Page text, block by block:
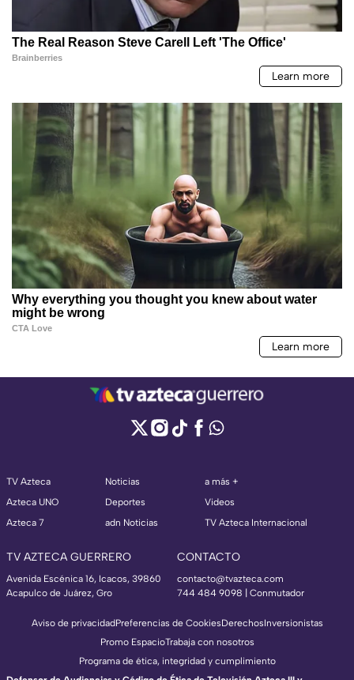
TV Azteca
Azteca UNO
Azteca 7
Noticias
Deportes
adn Noticias
a más +
Videos
TV Azteca Internacional
TV AZTECA GUERRERO
Avenida Escénica 16, Icacos, 39860
Acapulco de Juárez, Gro
CONTACTO
contacto@tvazteca.com
744 484 9098 | Conmutador
Aviso de privacidadPreferencias de CookiesDerechosInversionistas
Promo EspacioTrabaja con nosotros
Programa de ética, integridad y cumplimiento